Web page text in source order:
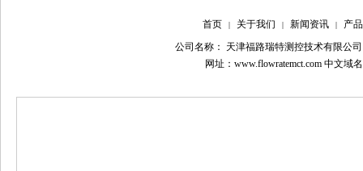
首页 | 关于我们 | 新闻资讯 |
产
公司名称： 天津福路瑞特测控技术有限公
网址：www.flowratemct.com 中文域